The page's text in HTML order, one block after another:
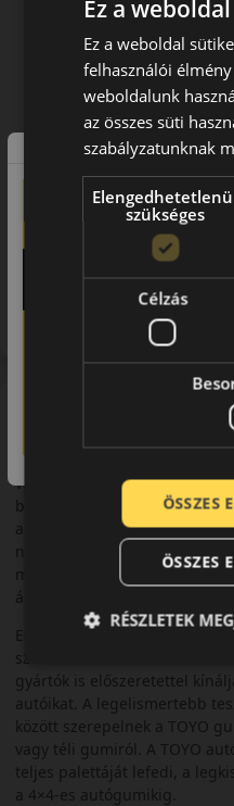
A TOYO Tires a világ egyik
vállalata, a japán cég több
biztonságos közlekedés
autógumik között tartják
népszerűségét pedig annak
minőségi elvárásai és
áron kínálja a gumiabroncsait.
Egyre több autógyártó
szerelésre. Több távol-keleti
gyártók is előszeretettel
autóikat. A legelismertebb
között szerepelnek a TOYO
vagy téli gumiról. A TOYO
teljes palettáját lefedi, a
a 4×4-es autógumikig.
Figyelem a feltüntetett
jellegűek. Előfordulhat,
ellátott abroncs kerül
Ez a
Ez a weboldal
felhasználói
weboldalunk
az összes süti
szabályzatunknak
szükséges
Célzás
ÖSSZES
ÖSSZES
RÉSZLETEK